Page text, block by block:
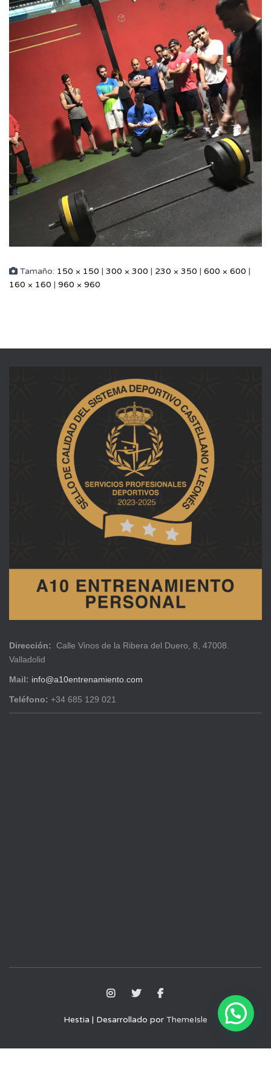
Tamaño: 150 × 150 | 300 × 300 | 230 × 350 | 600 × 600 |
160 × 160 | 960 × 960
Dirección: Calle Vinos de la Ribera del Duero, 8, 47008.
Valladolid
Mail: info@a10entrenamiento.com
Teléfono: +34 685 129 021
Hestia | Desarrollado por ThemeIsle